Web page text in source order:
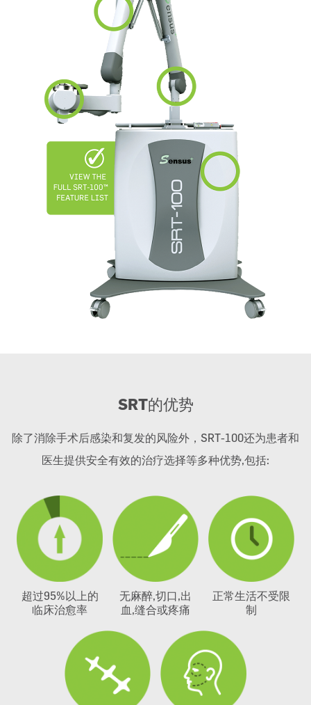
SRT的优势
除了消除手术后感染和复发的风险外，SRT-100还为患者和
医生提供安全有效的治疗选择等多种优势,包括:
超过95%以上的
临床治愈率
无麻醉,切口,出
血,缝合或疼痛
正常生活不受限
制